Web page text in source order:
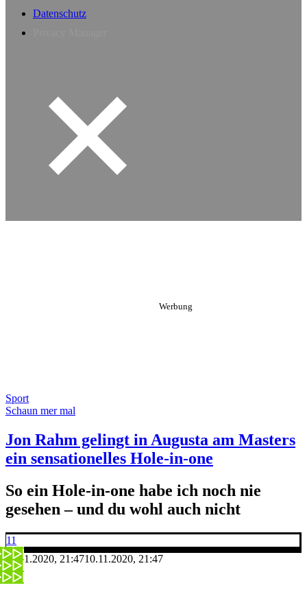
Datenschutz
Sport
Schaun mer mal
Jon Rahm gelingt in Augusta am Masters
ein sensationelles Hole-in-one
So ein Hole-in-one habe ich noch nie
gesehen – und du wohl auch nicht
11
10.11.2020, 21:4710.11.2020, 21:47